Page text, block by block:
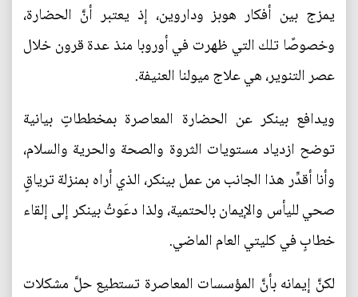
يمزج بين أفكار هوبز وداروين، إذ يعتبر أنَّ الحضارة،
وخصوصًا تلك التي ظهرت في أوروبا منذ عدة قرون خلال
عصر التنوير، هي علاج ميولنا العنيفة.
ويدافع بينكر عن الحضارة المعاصرة بمخططاتٍ بيانية
توضح ازدياد مستويات الثروة والصحة والحرية والسلام،
وأنا أقدِّر هذا الجانب من عمل بينكر، الذي أراه بمنزلة ترياقٍ
صحي لليأس والإيمان بالحتمية، ولذا دعَوتُ بينكر إلى إلقاء
خطابٍ في كليتي العام الماضي.
لكنَّ إيمانه بأنَّ المؤسسات المعاصرة تستطيع حلَّ مشكلات